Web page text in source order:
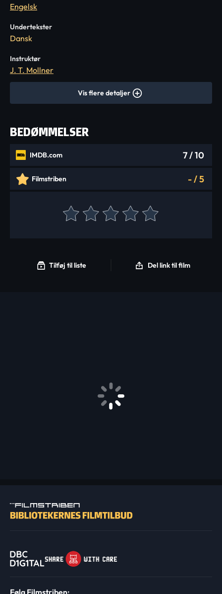
Engelsk
Undertekster
Dansk
Instruktør
J. T. Mollner
Vis flere detaljer
BEDØMMELSER
IMDB.com 7/ 10
Filmstriben -/5
Tilføj til liste Del link til film
Følg Filmstriben: